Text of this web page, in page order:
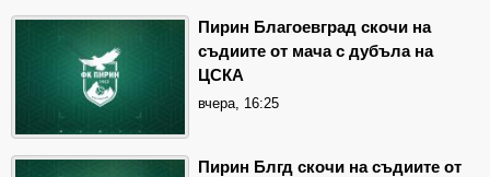
Пирин Благоевград скочи на
съдиите от мача с дубъла на
ЦСКА
вчера, 16:25
Пирин Блгд скочи на съдиите от